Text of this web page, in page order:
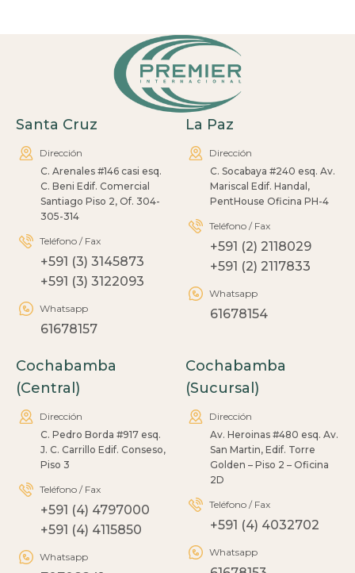
Santa Cruz
Dirección
C. Arenales #146 casi esq.
C. Beni Edif. Comercial
Santiago Piso 2, Of. 304-
305-314
Teléfono / Fax
+591 (3) 3145873
+591 (3) 3122093
Whatsapp
61678157
La Paz
Dirección
C. Socabaya #240 esq. Av.
Mariscal Edif. Handal,
PentHouse Oficina PH-4
Teléfono / Fax
+591 (2) 2118029
+591 (2) 2117833
Whatsapp
61678154
Cochabamba
(Central)
Dirección
C. Pedro Borda #917 esq.
J. C. Carrillo Edif. Conseso,
Piso 3
Teléfono / Fax
+591 (4) 4797000
+591 (4) 4115850
Whatsapp
Cochabamba
(Sucursal)
Dirección
Av. Heroinas #480 esq. Av.
San Martin, Edif. Torre
Golden – Piso 2 – Oficina
2D
Teléfono / Fax
+591 (4) 4032702
Whatsapp